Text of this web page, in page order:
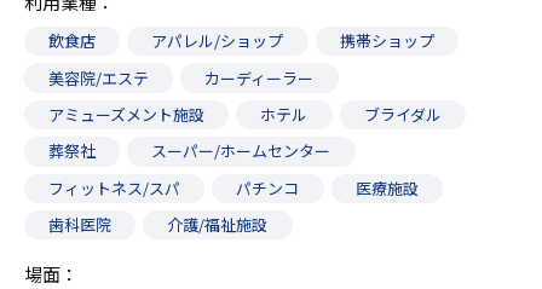
飲食店 アパレル/ショップ
携帯ショップ
美容院/エステ
カーディーラー
アミューズメント施設
ホテル
ブライダル
葬祭社
スーパー/ホームセンター
フィットネス/スパ
パチンコ
医療施設
歯科医院
介護/福祉施設
場面